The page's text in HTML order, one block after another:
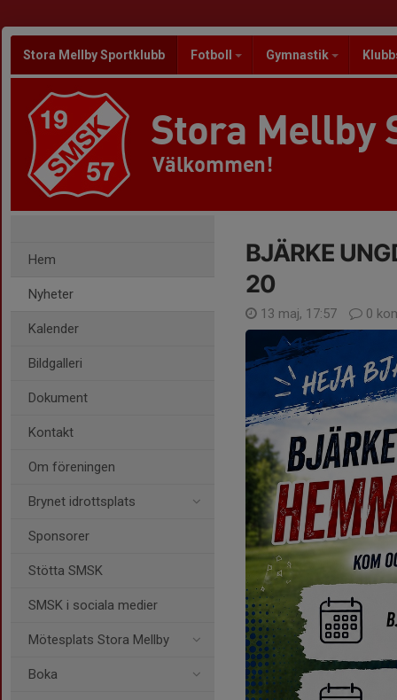
Stora Mellby Sportklubb Fotboll Gymnastik
Stora Mellby
Välkommen!
Hem
Nyheter
Kalender
Bildgalleri
Dokument
Kontakt
Om föreningen
Brynet idrottsplats
Sponsorer
Stötta SMSK
SMSK i sociala medier
Mötesplats Stora Mellby
Boka
BJÄRKE
20
13 maj, 17:57 0